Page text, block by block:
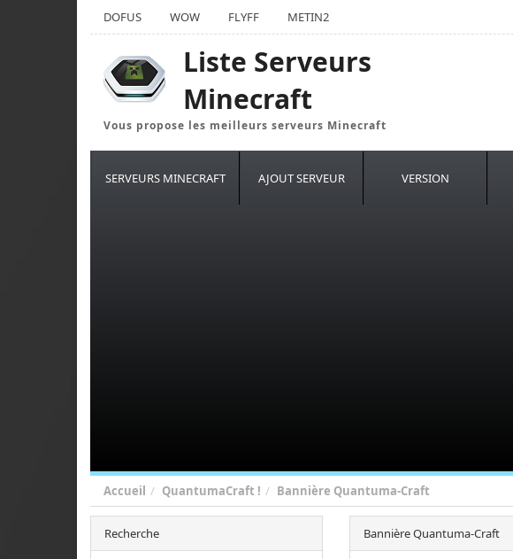
DOFUS WOW FLYFF METIN2
Liste Serveurs
Minecraft
Vous propose les meilleurs serveurs Minecraft
SERVEURS MINECRAFT AJOUT SERVEUR VERSION
Accueil QuantumaCraft ! Bannière Quantuma-Craft
Recherche Bannière Quantuma-Craft